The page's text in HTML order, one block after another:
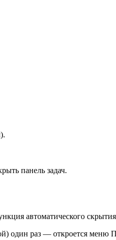
панель задач.
автоматического скрытия
раз — откроется меню